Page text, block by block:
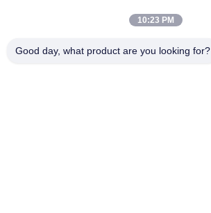
10:23 PM
Good day, what product are you looking for?